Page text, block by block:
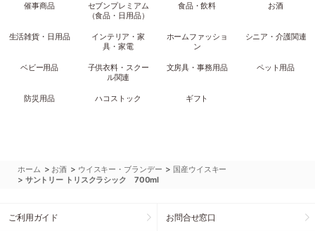
催事商品
セブンプレミアム
（食品・日用品）
食品・飲料 お酒
生活雑貨・日用品
インテリア・家
具・家電
ホームファッショ
ン
シニア・介護関連
ベビー用品
子供衣料・スクー
ル関連
文房具・事務用品 ペット用品
防災用品 ハコストック ギフト
ホーム > お酒 > ウイスキー・ブランデー > 国産ウイスキー
> サントリー トリスクラシック 700ml
ご利用ガイド お問合せ窓口